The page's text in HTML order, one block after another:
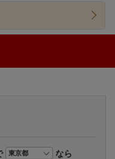
エンタメニュース
推し楽
なら